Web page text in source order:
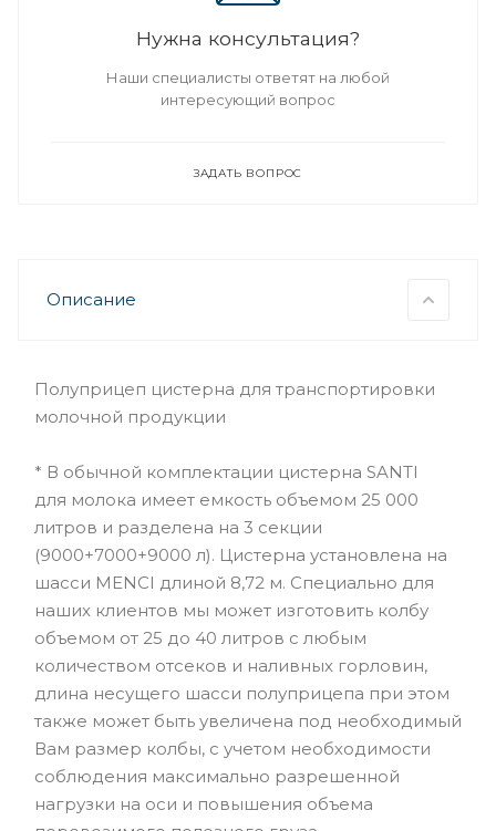
Нужна консультация?
Наши специалисты ответят на любой
интересующий вопрос
ЗАДАТЬ ВОПРОС
Описание
Полуприцеп цистерна для транспортировки
молочной продукции
* В обычной комплектации цистерна SANTI
для молока имеет емкость объемом 25 000
литров и разделена на 3 секции
(9000+7000+9000 л). Цистерна установлена на
шасси MENCI длиной 8,72 м. Специально для
наших клиентов мы может изготовить колбу
объемом от 25 до 40 литров с любым
количеством отсеков и наливных горловин,
длина несущего шасси полуприцепа при этом
также может быть увеличена под необходимый
Вам размер колбы, с учетом необходимости
соблюдения максимально разрешенной
нагрузки на оси и повышения объема